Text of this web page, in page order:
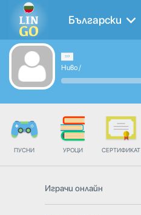
Български
Ниво/
ПУСНИ УРОЦИ СЕРТИФИКАТ
Играчи онлайн